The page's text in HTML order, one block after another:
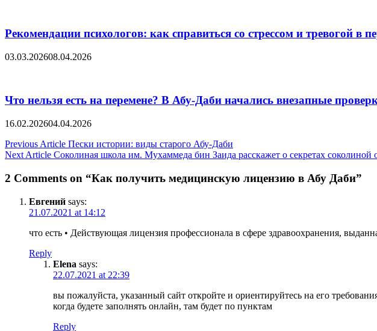
Рекомендации психологов: как справиться со стрессом и тревогой в
03.03.202608.04.2026
Что нельзя есть на перемене? В Абу-Даби начались внезапные
16.02.202604.04.2026
Post
navigation
Previous Article Пески истории: виды старого Абу-Даби
Next Article Соколиная школа им. Мухаммеда бин Заида расскажет о секретах соколиной
2 Comments on “Как получить медицинскую лицензию в Абу Даби”
Евгений says:
21.07.2021 at 14:12
что есть • Действующая лицензия профессионала в сфере здравоохранения,
Reply
Elena says:
22.07.2021 at 22:39
вы пожалуйста, указанный сайт откройте и ориентируйтесь на его
когда будете заполнять онлайн, там будет по пунктам
Reply